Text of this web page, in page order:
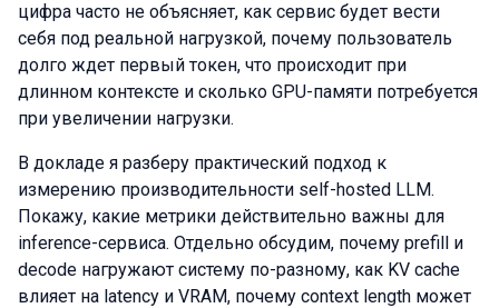
цифра часто не объясняет, как сервис будет вести
себя под реальной нагрузкой, почему пользователь
долго ждет первый токен, что происходит при
длинном контексте и сколько GPU-памяти потребуется
при увеличении нагрузки.
В докладе я разберу практический подход к
измерению производительности self-hosted LLM.
Покажу, какие метрики действительно важны для
inference-сервиса. Отдельно обсудим, почему prefill и
decode нагружают систему по-разному, как KV cache
влияет на latency и VRAM, почему context length может